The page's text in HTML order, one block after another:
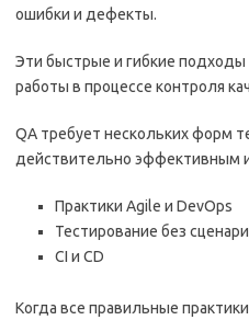
ошибки и дефекты.
Эти быстрые и гибкие подходы
работы в процессе контроля
QA требует нескольких форм
действительно эффективным
Практики Agile и DevOps
Тестирование без
CI и CD
Когда все правильные